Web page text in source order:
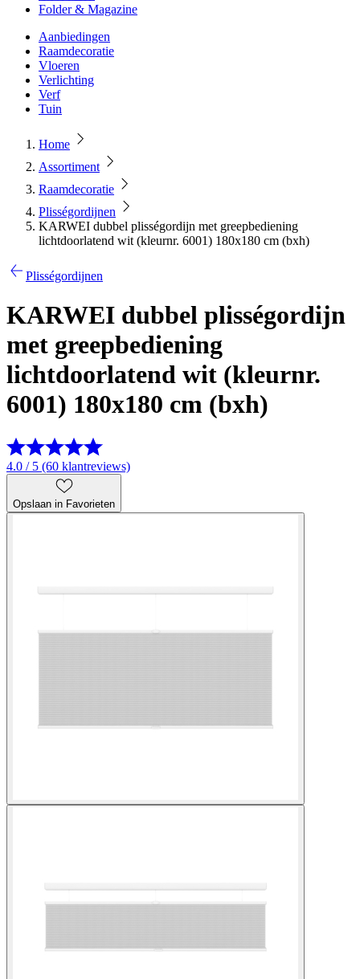
Folder & Magazine
Aanbiedingen
Raamdecoratie
Vloeren
Verlichting
Verf
Tuin
Home
Assortiment
Raamdecoratie
Plisségordijnen
KARWEI dubbel plisségordijn met greepbediening
lichtdoorlatend wit (kleurnr. 6001) 180x180 cm (bxh)
Plisségordijnen
KARWEI dubbel plisségordijn
met greepbediening
lichtdoorlatend wit (kleurnr.
6001) 180x180 cm (bxh)
4.0 / 5 (60 klantreviews)
Opslaan in Favorieten